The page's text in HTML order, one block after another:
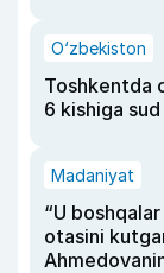
O‘zbekiston
Toshkentda
6 kishiga sud
Madaniyat
“U
otasini